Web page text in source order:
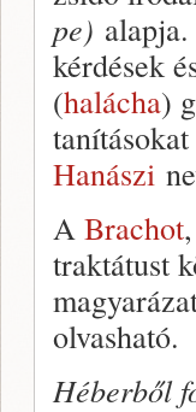
pe)
kérdések
(halácha)
Hanászi
A Brachot,
traktátust
olvasható.
Héberből